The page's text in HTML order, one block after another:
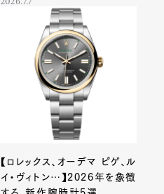
2026.7.7
【ロレックス、オーデマ ピゲ、ル
イ・ヴィトン…】2026年を象徴